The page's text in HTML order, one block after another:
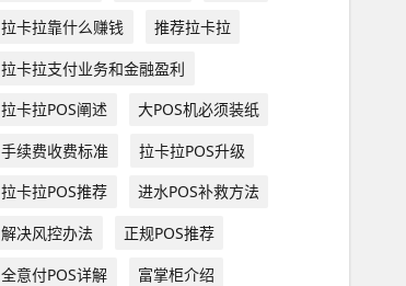
拉卡拉靠什么赚钱
推荐拉卡拉
拉卡拉支付业务和金融盈利
拉卡拉POS阐述
大POS机必须装纸
手续费收费标准
拉卡拉POS升级
拉卡拉POS推荐
进水POS补救方法
解决风控办法
正规POS推荐
全意付POS详解
富掌柜介绍